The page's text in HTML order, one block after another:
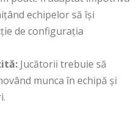
echipelor să își
de configurația
Jucătorii trebuie să
munca în echipă și